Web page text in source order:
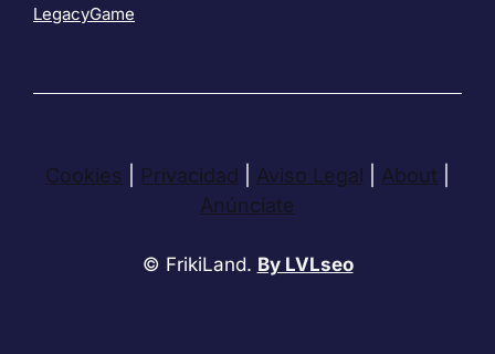
LegacyGame
© FrikiLand. By LVLseo
Cookies Privacidad Aviso Legal About
Anúnciate